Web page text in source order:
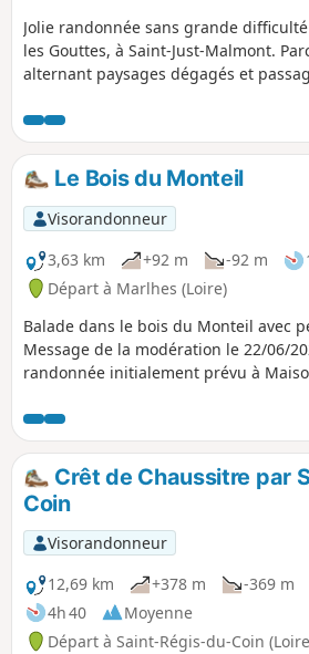
Jolie randonnée sans grande
les Gouttes, à Saint-Just-Malmont.
alternant paysages dégagés et
Le Bois du Monteil
Visorandonneur
3,63 km
+92 m -92 m
Départ à Marlhes (Loire)
Balade dans le bois du Monteil avec
Message de la modération le 22/06/
randonnée initialement prévu à
démarrer à l'Allier.
Crêt de Chaussitre par
Coin
Visorandonneur
12,69 km
+378 m
-369 m
4h 40
Moyenne
Départ à Saint-Régis-du-Coin